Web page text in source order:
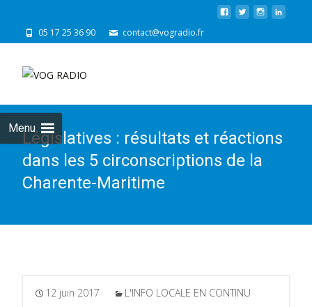
05 17 25 36 90 contact@vogradio.fr
Menu
Législatives : résultats et réactions
dans les 5 circonscriptions de la
Charente-Maritime
12 juin 2017 L'INFO LOCALE EN CONTINU